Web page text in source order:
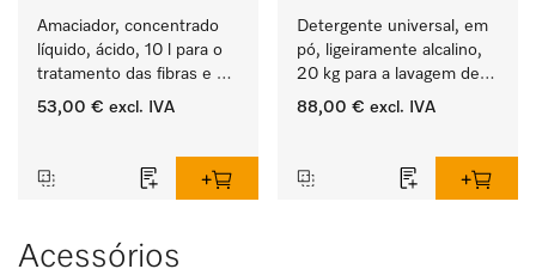
Amaciador, concentrado
líquido, ácido, 10 l para o
tratamento das fibras e
uma suavidade duradoura
53,00 € excl. IVA
Detergente universal, em
pó, ligeiramente alcalino,
20 kg para a lavagem de
têxteis brancos e de
88,00 € excl. IVA
Acessórios